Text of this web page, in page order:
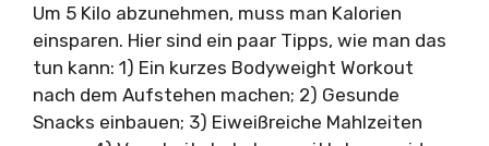
Um 5 Kilo abzunehmen, muss man Kalorien
einsparen. Hier sind ein paar Tipps, wie man das
tun kann: 1) Ein kurzes Bodyweight Workout
nach dem Aufstehen machen; 2) Gesunde
Snacks einbauen; 3) Eiweißreiche Mahlzeiten